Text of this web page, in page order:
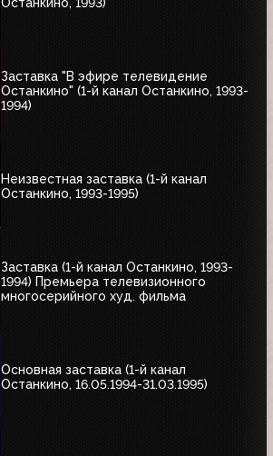
Заставка "В эфире телевидение
Останкино" (1-й канал Останкино, 1993-
1994)
Неизвестная заставка (1-й канал
Останкино, 1993-1995)
Заставка (1-й канал Останкино, 1993-
1994) Премьера телевизионного
многосерийного худ. фильма
Основная заставка (1-й канал
Останкино, 16.05.1994-31.03.1995)